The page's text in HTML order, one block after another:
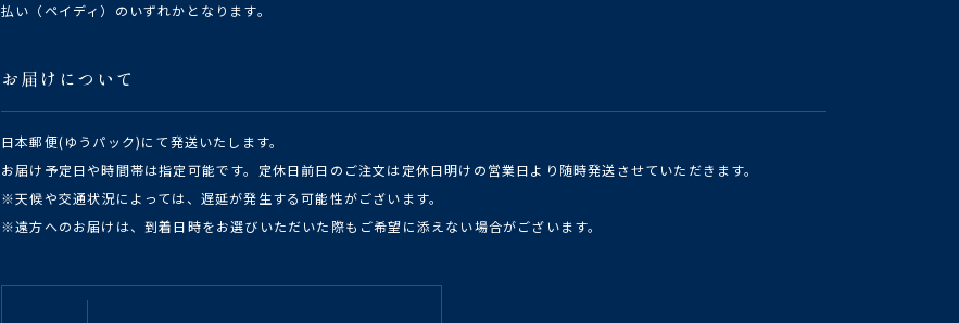
払い（ペイディ）のいずれかとなります。
お届けについて
日本郵便(ゆうパック)にて発送いたします。
お届け予定日や時間帯は指定可能です。定休日前日のご注文は定休日明けの営業日より随時発送させていただきます。
※天候や交通状況によっては、遅延が発生する可能性がございます。
※遠方へのお届けは、到着日時をお選びいただいた際もご希望に添えない場合がございます。